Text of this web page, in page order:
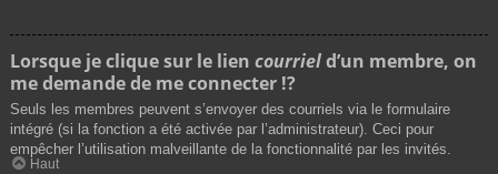
Lorsque je clique sur le lien courrield’un membre, on
me demande de me connecter !?
Seuls les membres peuvent s’envoyer des courriels via le formulaire
intégré (si la fonction a été activée par l’administrateur). Ceci pour
empêcher l’utilisation malveillante de la fonctionnalité par les invités.
Haut